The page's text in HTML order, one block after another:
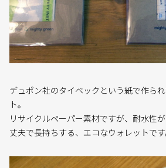
デュポン社のタイベックという紙で作ら
ト。
リサイクルペーパー素材ですが、耐水性
丈夫で長持ちする、エコなウォレットです